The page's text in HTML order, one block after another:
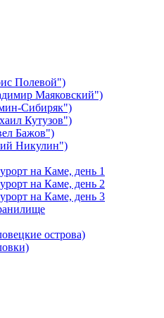
Полевой")
Маяковский")
Сибиряк")
Кутузов")
Бажов")
Никулин")
на Каме, день 1
на Каме, день 2
на Каме, день 3
острова)